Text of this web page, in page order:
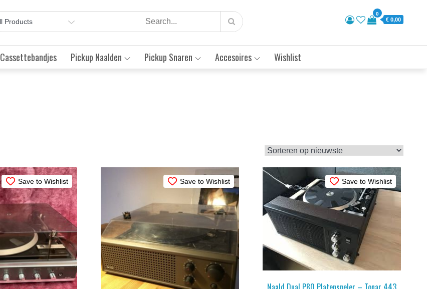
0
€ 0,00
Cassettebandjes Pickup Naalden Pickup Snaren Accesoires Wishlist
Save to Wishlist Save to Wishlist Save to Wishlist